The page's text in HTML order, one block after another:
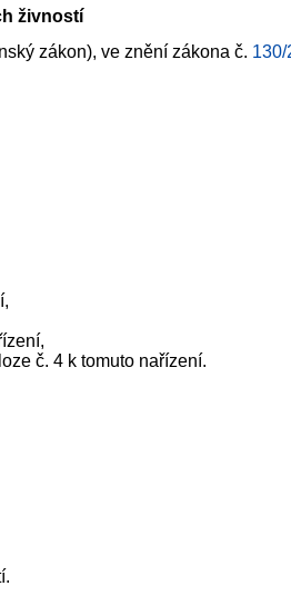
živností
zákon), ve znění zákona č. 130/
č. 4 k tomuto nařízení.